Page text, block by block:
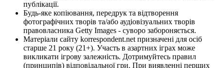
публікації.
Будь-яке копіювання, передрук та відтворення
фотографічних творів та/або аудіовізуальних творів
правовласника Getty Images - суворо забороняється.
Матеріали сайту korrespondent.net призначені для осіб
старше 21 року (21+). Участь в азартних іграх може
викликати ігрову залежність. Дотримуйтесь правил
(принципів) відповідальної гри. При виявленні перших